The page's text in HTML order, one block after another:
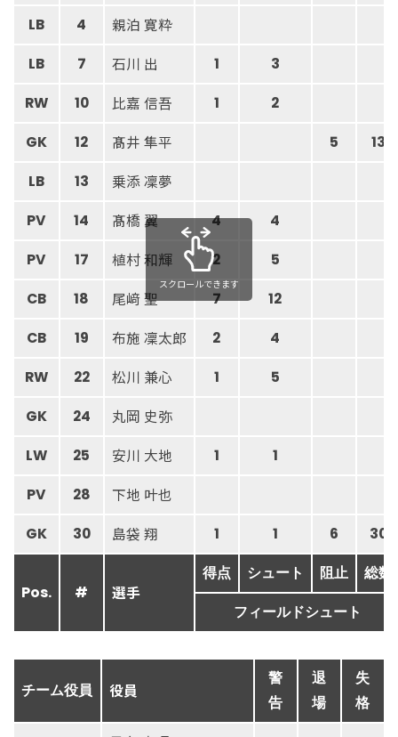
LB 4 親泊 寛粋
LB 7 石川 出 1 3
RW 10 比嘉 信吾 1 2
GK 12 髙井 隼平 5 13
LB 13 乗添 凜夢
PV 14 髙橋 翼 4 4
PV 17 植村 和輝 2 5
CB 18 尾﨑 聖 7 12
CB 19 布施 凜太郎 2 4
RW 22 松川 兼心 1 5
GK 24 丸岡 史弥
LW 25 安川 大地 1 1
PV 28 下地 叶也
GK 30 島袋 翔 1 1 6 30
Pos. # 選手
得点 シュート 阻止 総数
フィールドシュート
スクロールできます
チーム役員 役員
警
告
退
場
失
格